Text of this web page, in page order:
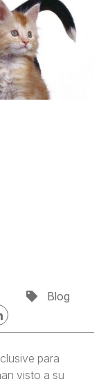
Blog
para
visto a su